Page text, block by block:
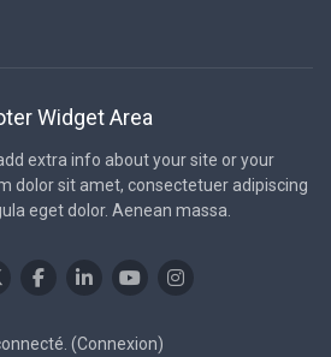
Widget Area
extra info about your site or your
dolor sit amet, consectetuer adipiscing
eget dolor. Aenean massa.
(Connexion)